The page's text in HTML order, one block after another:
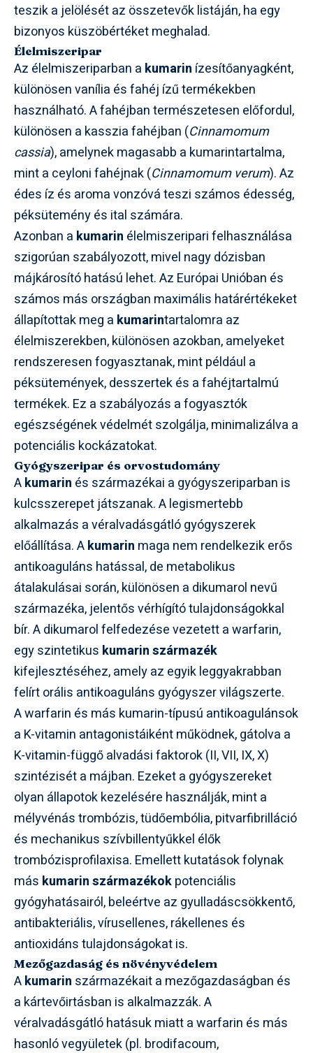
teszik a jelölését az összetevők listáján, ha egy
bizonyos küszöbértéket meghalad.
Élelmiszeripar
Az élelmiszeriparban a kumarin ízesítőanyagként,
különösen vanília és fahéj ízű termékekben
használható. A fahéjban természetesen előfordul,
különösen a kasszia fahéjban (Cinnamomum
cassia), amelynek magasabb a kumarintartalma,
mint a ceyloni fahéjnak (Cinnamomum verum). Az
édes íz és aroma vonzóvá teszi számos édesség,
péksütemény és ital számára.
Azonban a kumarin élelmiszeripari felhasználása
szigorúan szabályozott, mivel nagy dózisban
májkárosító hatású lehet. Az Európai Unióban és
számos más országban maximális határértékeket
állapítottak meg a kumarintartalomra az
élelmiszerekben, különösen azokban, amelyeket
rendszeresen fogyasztanak, mint például a
péksütemények, desszertek és a fahéjtartalmú
termékek. Ez a szabályozás a fogyasztók
egészségének védelmét szolgálja, minimalizálva a
potenciális kockázatokat.
Gyógyszeripar és orvostudomány
Akumarin és származékai a gyógyszeriparban is
kulcsszerepet játszanak. A legismertebb
alkalmazás a véralvadásgátló gyógyszerek
előállítása. Akumarin maga nem rendelkezik erős
antikoaguláns hatással, de metabolikus
átalakulásai során, különösen a dikumarol nevű
származéka, jelentős vérhígító tulajdonságokkal
bír. A dikumarol felfedezése vezetett a warfarin,
egy szintetikus kumarin származék
kifejlesztéséhez, amely az egyik leggyakrabban
felírt orális antikoaguláns gyógyszer világszerte.
A warfarin és más kumarin-típusú antikoagulánsok
a K-vitamin antagonistáiként működnek, gátolva a
K-vitamin-függő alvadási faktorok (II, VII, IX, X)
szintézisét a májban. Ezeket a gyógyszereket
olyan állapotok kezelésére használják, mint a
mélyvénás trombózis, tüdőembólia, pitvarfibrilláció
és mechanikus szívbillentyűkkel élők
trombózisprofilaxisa. Emellett kutatások folynak
más kumarin származékokpotenciális
gyógyhatásairól, beleértve az gyulladáscsökkentő,
antibakteriális, vírusellenes, rákellenes és
antioxidáns tulajdonságokat is.
Mezőgazdaság és növényvédelem
Akumarin származékait a mezőgazdaságban és
a kártevőirtásban is alkalmazzák. A
véralvadásgátló hatásuk miatt a warfarin és más
hasonló vegyületek (pl. brodifacoum,